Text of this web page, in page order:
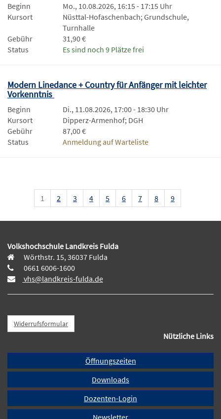
Beginn
Mo., 10.08.2026, 16:15 - 17:15 Uhr
Kursort
Nüsttal-Hofaschenbach; Grundschule,
Turnhalle
Gebühr
31,90 €
Status
Es sind noch 9 Plätze frei
Modern Linedance + Country für Anfänger mit leichter
Vorkenntnis
Beginn
Di., 11.08.2026, 17:00 - 18:30 Uhr
Kursort
Dipperz-Armenhof; DGH
Gebühr
87,00 €
Status
Anmeldung auf Warteliste
1 2 3 4 5 6 7 8 9
Volkshochschule Landkreis Fulda
Wörthstr. 15, 36037 Fulda
0661 6006-1600
vhs@landkreis-fulda.de
Widerrufsformular
Nützliche Links
Öffnungszeiten
Downloads
Dozenten-Login
Newsletter